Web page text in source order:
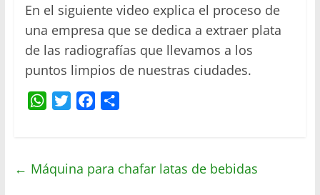
En el siguiente video explica el proceso de
una empresa que se dedica a extraer plata
de las radiografías que llevamos a los
puntos limpios de nuestras ciudades.
W
s
t
b
a
← Máquina para chafar latas de bebidas